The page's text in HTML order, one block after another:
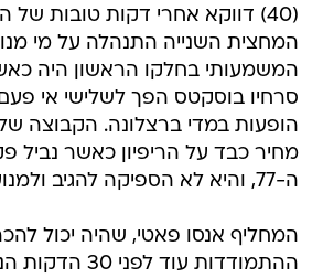
(40) דווקא אחרי דקות טובות של
המחצית השנייה התנהלה על מי
המשמעותי בחלקו הראשון היה
הופעות במדי ברצלונה. הקבוצה
מחיר כבד על הריפיון כאשר נביל
ה-77, והיא לא הספיקה להגיב ולמנוע הארכה.
המחליף אנסו פאטי, שהיה יכול
ההתמודדות עוד